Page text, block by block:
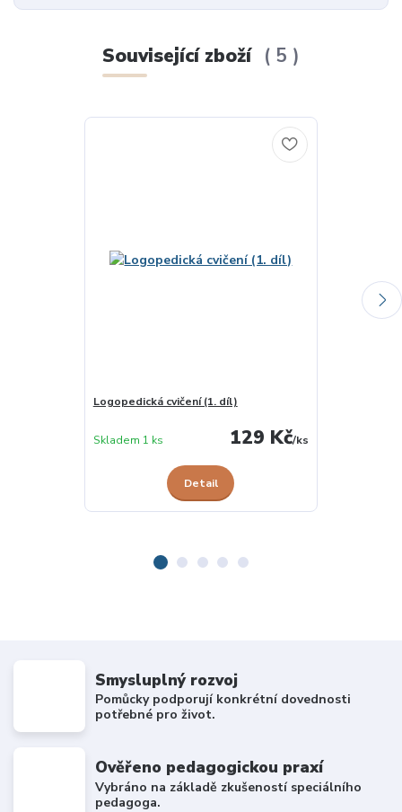
Související zboží 5
Logopedická cvičení (1. díl)
129 Kč/ks
Skladem 1 ks
Detail
Smysluplný rozvoj
Pomůcky podporují konkrétní dovednosti
potřebné pro život.
Ověřeno pedagogickou praxí
Vybráno na základě zkušeností speciálního
pedagoga.